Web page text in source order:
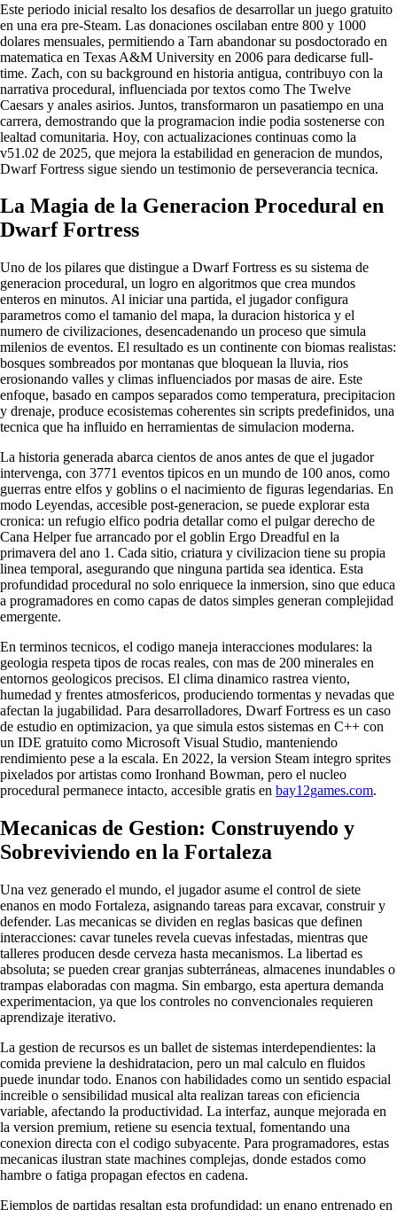
Este periodo inicial resalto los desafios de desarrollar un juego gratuito
en una era pre-Steam. Las donaciones oscilaban entre 800 y 1000
dolares mensuales, permitiendo a Tarn abandonar su posdoctorado en
matematica en Texas A&M University en 2006 para dedicarse full-
time. Zach, con su background en historia antigua, contribuyo con la
narrativa procedural, influenciada por textos como The Twelve
Caesars y anales asirios. Juntos, transformaron un pasatiempo en una
carrera, demostrando que la programacion indie podia sostenerse con
lealtad comunitaria. Hoy, con actualizaciones continuas como la
v51.02 de 2025, que mejora la estabilidad en generacion de mundos,
Dwarf Fortress sigue siendo un testimonio de perseverancia tecnica.
La Magia de la Generacion Procedural en
Dwarf Fortress
Uno de los pilares que distingue a Dwarf Fortress es su sistema de
generacion procedural, un logro en algoritmos que crea mundos
enteros en minutos. Al iniciar una partida, el jugador configura
parametros como el tamanio del mapa, la duracion historica y el
numero de civilizaciones, desencadenando un proceso que simula
milenios de eventos. El resultado es un continente con biomas realistas:
bosques sombreados por montanas que bloquean la lluvia, rios
erosionando valles y climas influenciados por masas de aire. Este
enfoque, basado en campos separados como temperatura, precipitacion
y drenaje, produce ecosistemas coherentes sin scripts predefinidos, una
tecnica que ha influido en herramientas de simulacion moderna.
La historia generada abarca cientos de anos antes de que el jugador
intervenga, con 3771 eventos tipicos en un mundo de 100 anos, como
guerras entre elfos y goblins o el nacimiento de figuras legendarias. En
modo Leyendas, accesible post-generacion, se puede explorar esta
cronica: un refugio elfico podria detallar como el pulgar derecho de
Cana Helper fue arrancado por el goblin Ergo Dreadful en la
primavera del ano 1. Cada sitio, criatura y civilizacion tiene su propia
linea temporal, asegurando que ninguna partida sea identica. Esta
profundidad procedural no solo enriquece la inmersion, sino que educa
a programadores en como capas de datos simples generan complejidad
emergente.
En terminos tecnicos, el codigo maneja interacciones modulares: la
geologia respeta tipos de rocas reales, con mas de 200 minerales en
entornos geologicos precisos. El clima dinamico rastrea viento,
humedad y frentes atmosfericos, produciendo tormentas y nevadas que
afectan la jugabilidad. Para desarrolladores, Dwarf Fortress es un caso
de estudio en optimizacion, ya que simula estos sistemas en C++ con
un IDE gratuito como Microsoft Visual Studio, manteniendo
rendimiento pese a la escala. En 2022, la version Steam integro sprites
pixelados por artistas como Ironhand Bowman, pero el nucleo
procedural permanece intacto, accesible gratis en bay12games.com.
Mecanicas de Gestion: Construyendo y
Sobreviviendo en la Fortaleza
Una vez generado el mundo, el jugador asume el control de siete
enanos en modo Fortaleza, asignando tareas para excavar, construir y
defender. Las mecanicas se dividen en reglas basicas que definen
interacciones: cavar tuneles revela cuevas infestadas, mientras que
talleres producen desde cerveza hasta mecanismos. La libertad es
absoluta; se pueden crear granjas subterráneas, almacenes inundables o
trampas elaboradas con magma. Sin embargo, esta apertura demanda
experimentacion, ya que los controles no convencionales requieren
aprendizaje iterativo.
La gestion de recursos es un ballet de sistemas interdependientes: la
comida previene la deshidratacion, pero un mal calculo en fluidos
puede inundar todo. Enanos con habilidades como un sentido espacial
increible o sensibilidad musical alta realizan tareas con eficiencia
variable, afectando la productividad. La interfaz, aunque mejorada en
la version premium, retiene su esencia textual, fomentando una
conexion directa con el codigo subyacente. Para programadores, estas
mecanicas ilustran state machines complejas, donde estados como
hambre o fatiga propagan efectos en cadena.
Ejemplos de partidas resaltan esta profundidad: un enano entrenado en